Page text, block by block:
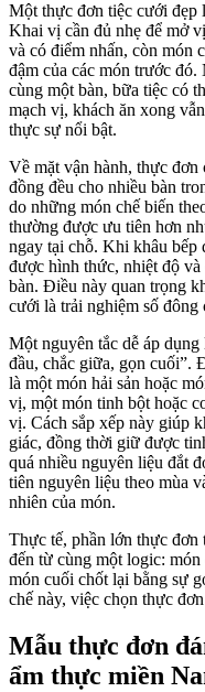
Một thực đơn tiệc cưới đẹp
Khai vị cần đủ nhẹ để mở
và có điểm nhấn, còn món
đậm của các món trước
cùng một bàn, bữa tiệc có
mạch vị, khách ăn xong
thực sự nổi bật.
Về mặt vận hành, thực
đồng đều cho nhiều bàn
do những món chế biến
thường được ưu tiên hơn
ngay tại chỗ. Khi khâu bếp
được hình thức, nhiệt độ
bàn. Điều này quan trọng
cưới là trải nghiệm số đông
Một nguyên tắc dễ áp
đầu, chắc giữa, gọn cuối”.
là một món hải sản hoặc
vị, một món tinh bột hoặc
vị. Cách sắp xếp này giúp
giác, đồng thời giữ được
quá nhiều nguyên liệu đắt
tiên nguyên liệu theo mùa
nhiên của món.
Thực tế, phần lớn thực đơn
đến từ cùng một logic:
món cuối chốt lại bằng sự
chế này, việc chọn thực
Mẫu thực đơn
ẩm thực miền